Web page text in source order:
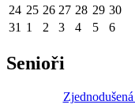
24 25 26 27 28 29 30
31 1 2 3 4 5 6
Senioři